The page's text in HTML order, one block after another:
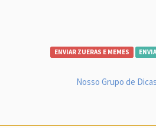
ENVIAR ZUERAS E MEMES
Nosso Grupo de